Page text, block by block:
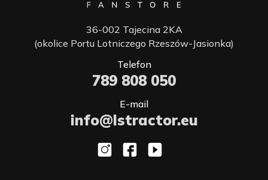
36-002 Tajecina 2KA
(okolice Portu Lotniczego Rzeszów-Jasionka)
Telefon
789 808 050
E-mail
info@lstractor.eu